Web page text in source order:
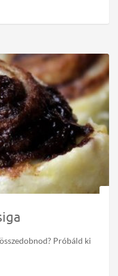
Próbáld ki